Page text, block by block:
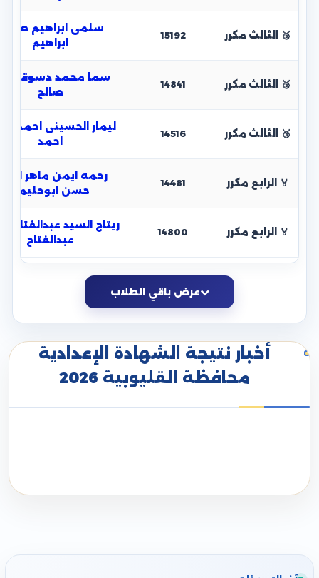
🥉 الثالث مكرر 15192
سلمى ابراهيم
ابراهيم
🥉 الثالث مكرر 14841
سما محمد دسوقى
صالح
🥉 الثالث مكرر 14516
ليمار الحسينى احمد
احمد
🏅 الرابع مكرر 14481
رحمه ايمن ماهر
حسن ابوحليمة
🏅 الرابع مكرر 14800
ريتاج السيد عبدالفتاح
عبدالفتاح
عرض باقي الطلاب
أخبار نتيجة الشهادة الإعدادية
محافظة القليوبية 2026